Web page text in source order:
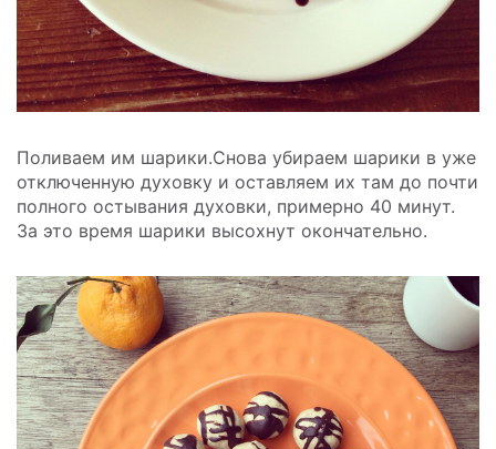
Поливаем им шарики.Снова убираем шарики в уже
отключенную духовку и оставляем их там до почти
полного остывания духовки, примерно 40 минут.
За это время шарики высохнут окончательно.